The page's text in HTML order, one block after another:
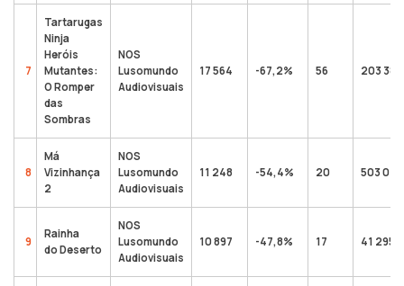
7
Tartarugas
Ninja
Heróis
Mutantes:
O Romper
das
Sombras
NOS
Lusomundo
Audiovisuais
17 564 -67,2% 56 203 388
8
Má
Vizinhança
2
NOS
Lusomundo
Audiovisuais
11 248 -54,4% 20 503 028
9
Rainha
do Deserto
NOS
Lusomundo
Audiovisuais
10 897 -47,8% 17 41 295